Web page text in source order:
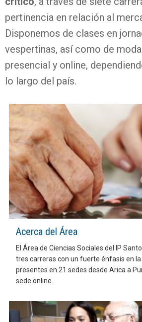
pertinencia en relación al
Disponemos de clases en
vespertinas, así como de
presencial y online,
lo largo del país.
Acerca del Área
El Área de Ciencias Sociales del IP
tres carreras con un fuerte énfasis en
presentes en 21 sedes desde Arica a
sede online.